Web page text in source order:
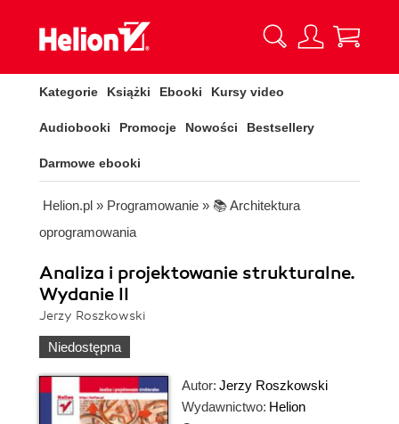
Kategorie Książki Ebooki Kursy video
Audiobooki Promocje Nowości Bestsellery
Darmowe ebooki
Helion.pl » Programowanie » 📚 Architektura
oprogramowania
Analiza i projektowanie strukturalne.
Wydanie II
Jerzy Roszkowski
Niedostępna
Autor: Jerzy Roszkowski
Wydawnictwo: Helion